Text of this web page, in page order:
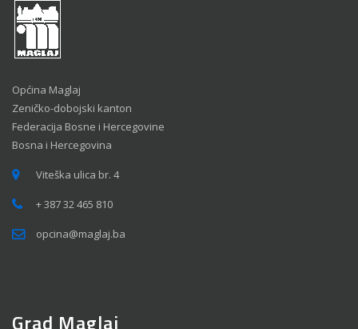
Općina Maglaj
Zeničko-dobojski kanton
Federacija Bosne i Hercegovine
Bosna i Hercegovina
Viteška ulica br. 4
+ 387 32 465 810
opcina@maglaj.ba
Grad Maglaj